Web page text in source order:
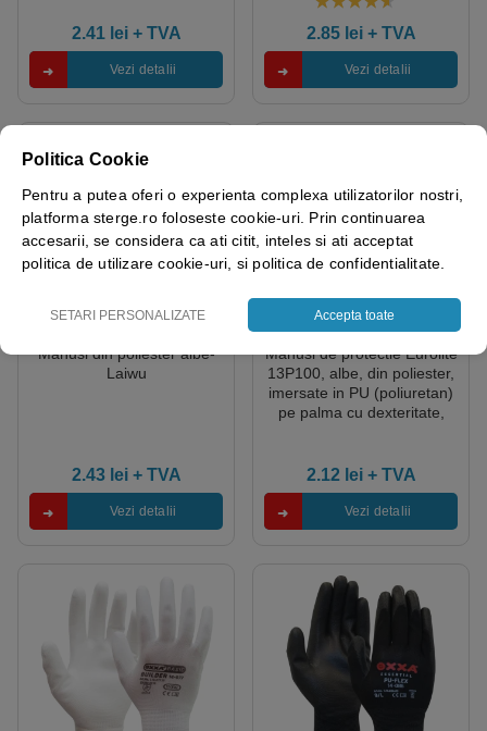
2.41 lei+ TVA
Vezi detalii
precizie ridicata
2.85 lei+ TVA
Vezi detalii
Manusi din poliester albe-
Laiwu
2.43 lei+ TVA
Vezi detalii
Manusi de protectie Eurolite
13P100, albe, din poliester,
imersate in PU (poliuretan)
pe palma cu dexteritate,
2.12 lei+ TVA
Vezi detalii
Politica Cookie
Pentru a putea oferi o experienta complexa utilizatorilor nostri,
platforma sterge.ro foloseste cookie-uri. Prin continuarea
accesarii, se considera ca ati citit, inteles si ati acceptat
politica de utilizare cookie-uri, si politica de confidentialitate.
SETARI PERSONALIZATE Accepta toate